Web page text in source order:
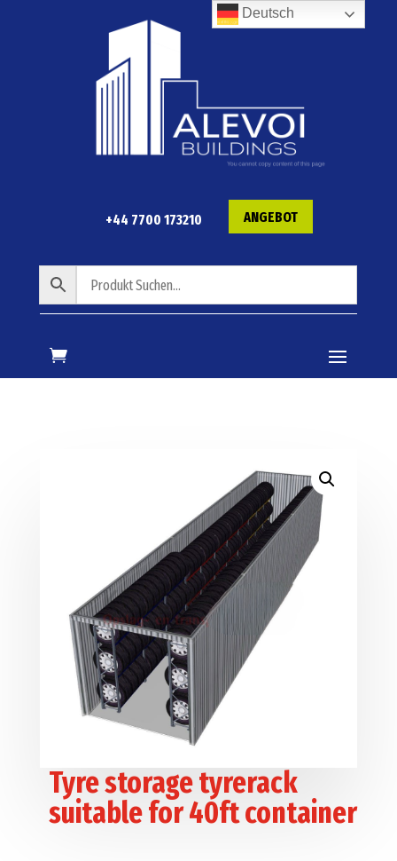
+44 7700 173210 ANGEBOT
Tyre storage tyrerack
suitable for 40ft container
Deutsch